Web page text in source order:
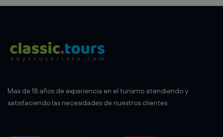
Mas de 18 años de experiencia en el turismo atendiendo y
satisfaciendo las necesidades de nuestros clientes